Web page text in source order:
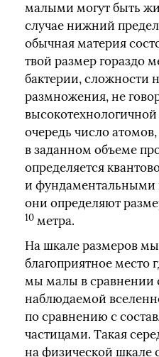
малыми могут быть
случае нижний
обычная материя
твой размер гораздо
бактерии, сложности
размножения, не
очередь число
в заданном объеме
определяется
и фундаментальными
они определяют
10 метра.
На шкале размеров
благоприятное место
мы малы в сравнении
наблюдаемой
по сравнению с
частицами. Такая
на физической шкале